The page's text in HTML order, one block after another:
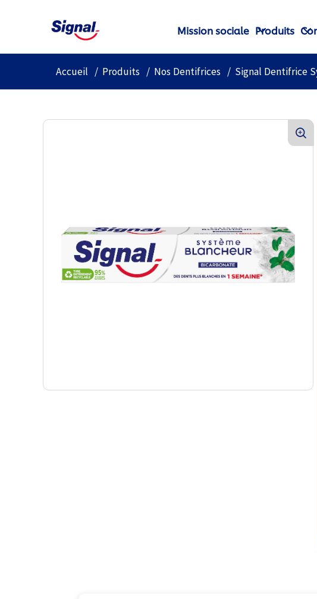
Mission sociale Produits
Accueil Produits Nos Dentifrices Signal Dentifrice